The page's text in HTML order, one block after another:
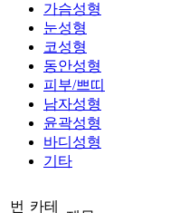
가슴성형
눈성형
코성형
동안성형
피부/쁘띠
남자성형
윤곽성형
바디성형
기타
번 카테